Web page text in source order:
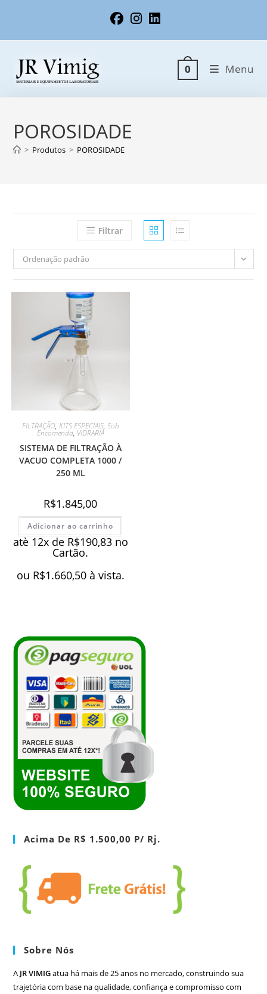
0 Menu
POROSIDADE
> Produtos > POROSIDADE
Filtrar
Ordenação padrão
FILTRAÇÃO, KITS ESPECIAIS, Sob
Encomenda, VIDRARIA
SISTEMA DE FILTRAÇÃO À
VACUO COMPLETA 1000 /
250 ML
R$1.845,00
Adicionar ao carrinho
atè 12x de R$190,83 no
Cartão.
ou R$1.660,50 à vista.
Acima De R$ 1.500,00 P/ Rj.
Sobre Nós
A JR VIMIGatua há mais de 25 anos no mercado, construindo sua
trajetória com base na qualidade, confiança e compromisso com